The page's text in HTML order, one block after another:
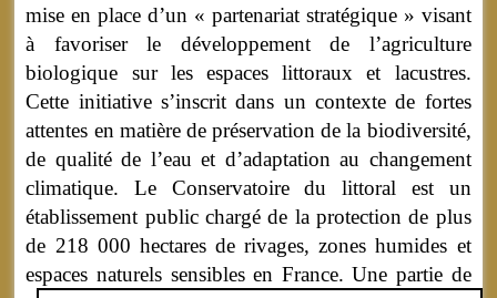
mise en place d’un « partenariat stratégique » visant
à favoriser le développement de l’agriculture
biologique sur les espaces littoraux et lacustres.
Cette initiative s’inscrit dans un contexte de fortes
attentes en matière de préservation de la biodiversité,
de qualité de l’eau et d’adaptation au changement
climatique. Le Conservatoire du littoral est un
établissement public chargé de la protection de plus
de 218 000 hectares de rivages, zones humides et
espaces naturels sensibles en France.Une partie de